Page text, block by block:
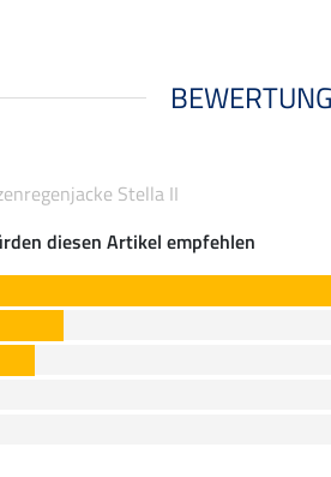
Stella II
diesen Artikel empfehlen